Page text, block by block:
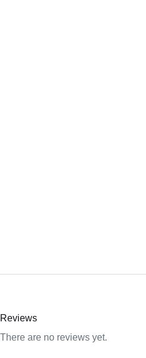
Reviews
There are no reviews yet.